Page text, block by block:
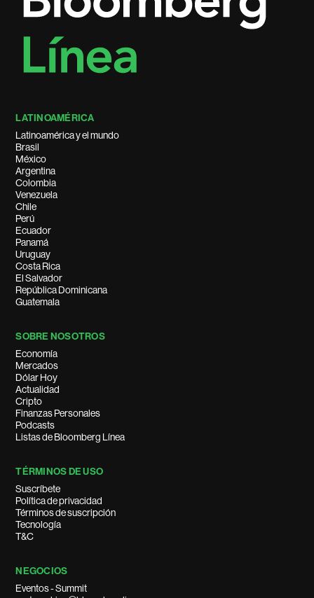
LATINOAMÉRICA
Latinoamérica y el mundo
Brasil
México
Argentina
Colombia
Venezuela
Chile
Perú
Ecuador
Panamá
Uruguay
Costa Rica
El Salvador
República Dominicana
Guatemala
SOBRE NOSOTROS
Economía
Mercados
Dólar Hoy
Actualidad
Cripto
Finanzas Personales
Podcasts
Listas de Bloomberg Línea
TÉRMINOS DE USO
Suscríbete
Política de privacidad
Términos de suscripción
Tecnología
T&C
NEGOCIOS
Eventos - Summit